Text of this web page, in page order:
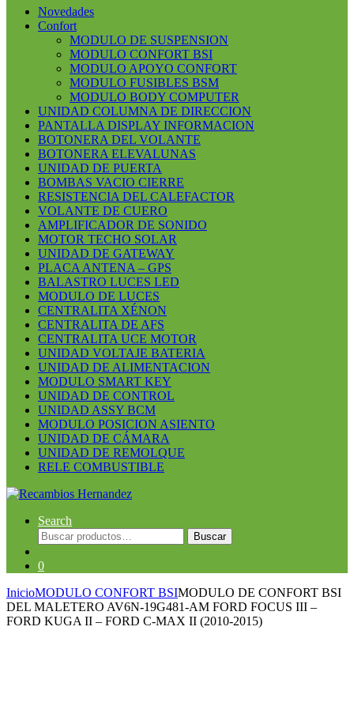
Novedades
Confort
MODULO DE SUSPENSION
MODULO CONFORT BSI
MODULO APOYO CONFORT
MODULO FUSIBLES BSM
MODULO BODY COMPUTER
UNIDAD COLUMNA DE DIRECCION
PANTALLA DISPLAY INFORMACION
BOTONERA DEL VOLANTE
BOTONERA ELEVALUNAS
UNIDAD DE PUERTA
BOMBAS VACIO CIERRE
RESISTENCIA DEL CALEFACTOR
VOLANTE DE CUERO
AMPLIFICADOR DE SONIDO
MOTOR TECHO SOLAR
UNIDAD DE GATEWAY
PLACA ANTENA – GPS
BALASTRO LUCES LED
MODULO DE LUCES
CENTRALITA XÉNON
CENTRALITA DE AFS
CENTRALITA UCE MOTOR
UNIDAD VOLTAJE BATERIA
UNIDAD DE ALIMENTACION
MODULO SMART KEY
UNIDAD DE CONTROL
UNIDAD ASSY BCM
MODULO POSICION ASIENTO
UNIDAD DE CÁMARA
UNIDAD DE REMOLQUE
RELE COMBUSTIBLE
Search
Buscar
por:
Buscar
0
InicioMODULO CONFORT BSIMODULO DE CONFORT BSI
DEL MALETERO AV6N-19G481-AM FORD FOCUS III –
FORD KUGA II – FORD C-MAX II (2010-2015)